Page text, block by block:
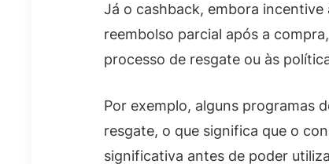
Já o cashback, embora
reembolso parcial após a
processo de resgate ou às
Por exemplo, alguns programas
resgate, o que significa que o
significativa antes de poder